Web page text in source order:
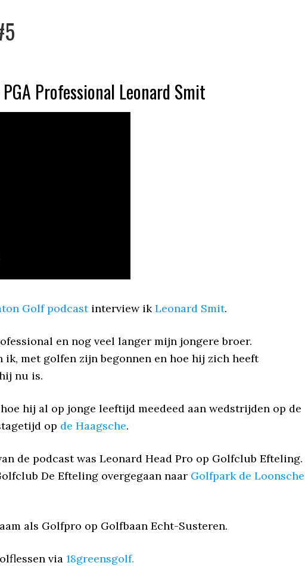
Professional Leonard Smit
Golf podcastinterview ikLeonard Smit.
en nog veel langer mijn jongere broer.
ik, met golfen zijn begonnen en hoe hij zich heeft
nu is.
hij al op jonge leeftijd meedeed aan wedstrijden op de
op de Haagsche.
de podcast was Leonard Head Pro op Golfclub Efteling.
De Efteling overgegaan naar Golfpark de Loonsche
als Golfpro op Golfbaan Echt-Susteren.
via 18greensgolf.